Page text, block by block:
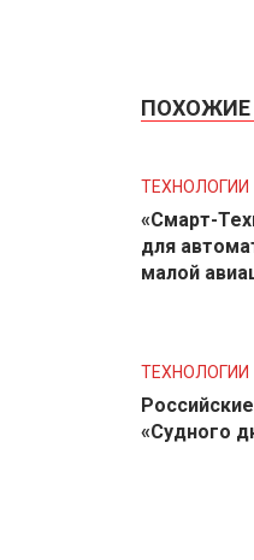
ПОХОЖИЕ
ТЕХНОЛОГИИ
«Смарт-
для
малой
ТЕХНОЛОГИИ
«Судного